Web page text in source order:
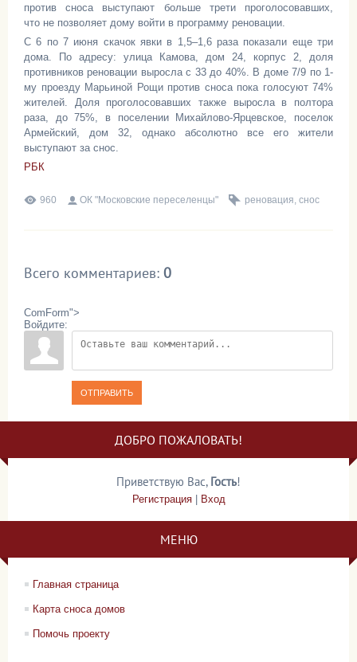
против сноса выступают больше трети проголосовавших,
что не позволяет дому войти в программу реновации.
С 6 по 7 июня скачок явки в 1,5–1,6 раза показали еще три
дома. По адресу: улица Камова, дом 24, корпус 2, доля
противников реновации выросла с 33 до 40%. В доме 7/9 по 1-
му проезду Марьиной Рощи против сноса пока голосуют 74%
жителей. Доля проголосовавших также выросла в полтора
раза, до 75%, в поселении Михайлово-Ярцевское, поселок
Армейский, дом 32, однако абсолютно все его жители
выступают за снос.
РБК
960 ОК "Московские переселенцы" реновация, снос
Всего комментариев: 0
ComForm">
Войдите:
ОТПРАВИТЬ
ДОБРО ПОЖАЛОВАТЬ!
Приветствую Вас, Гость!
Регистрация| Вход
МЕНЮ
Главная страница
Карта сноса домов
Помочь проекту